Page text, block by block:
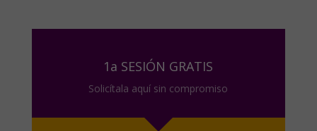
1a SESIÓN GRATIS
Solicítala aquí sin compromiso